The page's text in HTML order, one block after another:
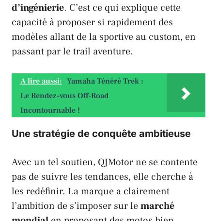
d’ingénierie. C’est ce qui explique cette
capacité à proposer si rapidement des
modèles allant de la sportive au custom, en
passant par le trail aventure.
A lire aussi: Yamaha Ténéré Trek :
Le Rendez-vous Off-Road
Incontournable !
Une stratégie de conquête ambitieuse
Avec un tel soutien, QJMotorne se contente
pas de suivre les tendances, elle cherche à
les redéfinir. La marque a clairement
l’ambition de s’imposer sur lemarché